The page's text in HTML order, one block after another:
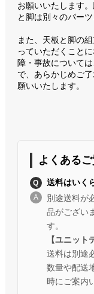
お願いいたします
と脚は別々のパーツ
また、天板と脚の
っていただくこと
障・事故について
で、あらかじめご
願いいたします。
よくある
送料はいく
別途送料が
品がござい
す。
【ユニット
送料は別途
数量や配送
時にご案内